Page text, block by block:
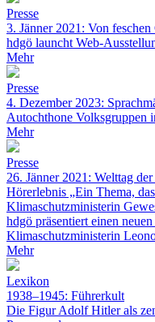
Presse
3. Jänner 2021: Von
hdgö launcht Web-
Mehr
Presse
4. Dezember 2023:
Autochthone Volksgruppen
Mehr
Presse
26. Jänner 2021: Welttag
Hörerlebnis „Ein Thema,
Klimaschutzministerin
hdgö präsentiert einen
Klimaschutzministerin
Mehr
Lexikon
1938–1945: Führerkult
Die Figur Adolf Hitler als